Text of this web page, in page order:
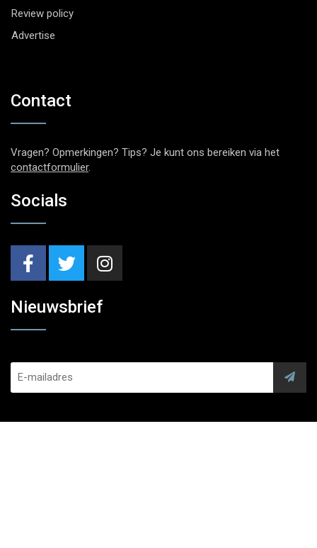
Review policy
Advertise
Contact
Vragen? Opmerkingen? Tips? Je kunt ons bereiken via het
contactformulier.
Socials
Nieuwsbrief